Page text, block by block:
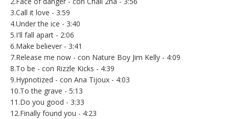
3.Call it love - 3:59
4.Under the ice - 3:40
5.I'll fall apart - 2:06
6.Make believer - 3:41
7.Release me now - con Nature Boy Jim Kelly - 4:09
8.To be - con Rizzle Kicks - 4:39
9.Hypnotized - con Ana Tijoux - 4:03
10.To the grave - 5:13
11.Do you good - 3:33
12.Finally found you - 4:23